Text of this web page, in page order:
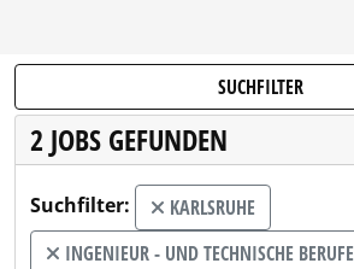
SUCHFILTER
2 JOBS GEFUNDEN
Suchfilter:
KARLSRUHE
INGENIEUR - UND TECHNISCHE BERUFE